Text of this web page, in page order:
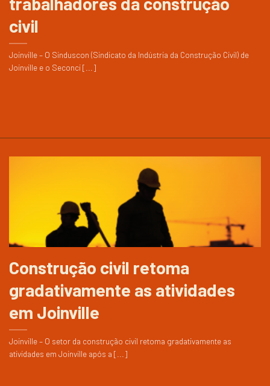
civil
Joinville – O Sinduscon (Sindicato da Indústria da Construção Civil) de
Joinville e o Seconci [...]
Construção civil retoma
gradativamente as atividades
em Joinville
Joinville – O setor da construção civil retoma gradativamente as
atividades em Joinville após a [...]